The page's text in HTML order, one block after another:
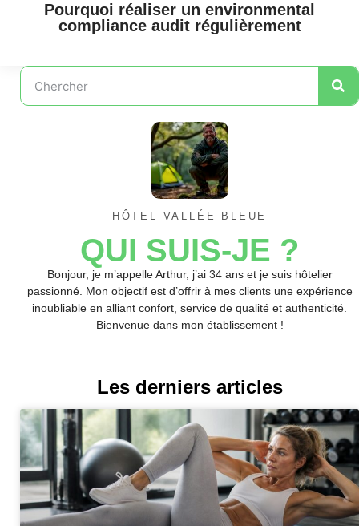
Pourquoi réaliser un environmental
compliance audit régulièrement
HÔTEL VALLÉE BLEUE
QUI SUIS-JE ?
Bonjour, je m’appelle Arthur, j’ai 34 ans et je suis hôtelier
passionné. Mon objectif est d’offrir à mes clients une expérience
inoubliable en alliant confort, service de qualité et authenticité.
Bienvenue dans mon établissement !
Les derniers articles